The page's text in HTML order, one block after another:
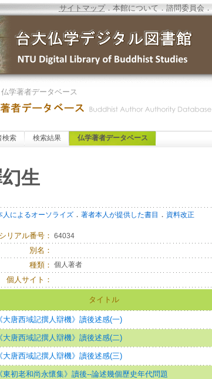
サイトマップ．本館について．諮問委員会．
仏学著者データベース
検索 検索結果 仏学著者データベース
生
人によるオーソライズ． 著者本人が提供した書目 ． 資料改正
シリアル番号： 64034
別名：
種類： 個人著者
個人サイト：
タイトル
《大唐西域記撰人辯機》讀後述感(一)
《大唐西域記撰人辯機》讀後述感(二)
《大唐西域記撰人辯機》讀後述感(三)
《東初老和尚永懷集》讀後--論述幾個歷史年代問題